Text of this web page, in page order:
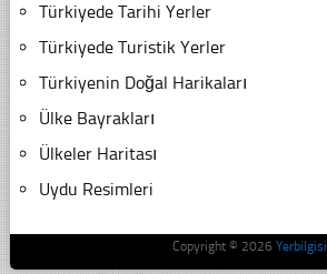
Türkiyede Tarihi Yerler
Türkiyede Turistik Yerler
Türkiyenin Doğal Harikaları
Ülke Bayrakları
Ülkeler Haritası
Uydu Resimleri
Copyright © 2026 Yerbilgisi